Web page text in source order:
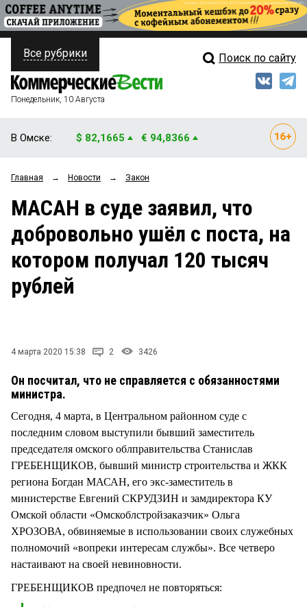
ПОЛИТИКА
ФИНАНСЫ
ОБЩЕСТВО
ЗАКОН
НОВОСТИ КОМПАНИЙ
ПРОИСШЕСТВИЯ
Свежий выпуск
Рейтинги
Блоги
Архив
Все рубрики Поиск по сайту
Понедельник, 10 Августа
В Омске: $ 82,1665 € 94,8366
Главная → Новости → Закон
МАСАН в суде заявил, что
добровольно ушёл с поста, на
котором получал 120 тысяч
рублей
4 марта 2020 15:38 2 3426
Он посчитал, что не справляется с обязанностями
министра.
Сегодня, 4 марта, в Центральном районном суде с
последним словом выступили бывший заместитель
председателя омского облправительства Станислав
ГРЕБЕНЩИКОВ, бывший министр строительства и ЖКК
региона Богдан МАСАН, его экс-заместитель в
министерстве Евгений СКРУДЗИН и замдиректора КУ
Омской области «Омскоблстройзаказчик» Ольга
ХРОЗОВА, обвиняемые в использовании своих служебных
полномочий «вопреки интересам службы». Все четверо
настаивают на своей невиновности.
ГРЕБЕНЩИКОВ предпочел не повторяться: